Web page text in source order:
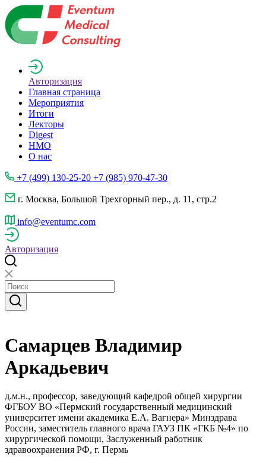
Авторизация
Главная страница
Мероприятия
Итоги
Лекторы
Digest
НМО
О нас
+7 (499) 130-25-20 +7 (985) 970-47-30
г. Москва, Большой Трехгорный пер., д. 11, стр.2
info@eventumc.com
Авторизация
Самарцев Владимир
Аркадьевич
д.м.н., профессор, заведующий кафедрой общей хирургии
ФГБОУ ВО «Пермский государственный медицинский
университет имени академика Е.А. Вагнера» Минздрава
России, заместитель главного врача ГАУЗ ПК «ГКБ №4» по
хирургической помощи, Заслуженный работник
здравоохранения РФ, г. Пермь